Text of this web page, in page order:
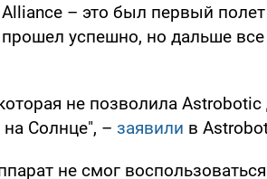
– это был первый
успешно, но дальше
не позволила Astrobotic
Солнце", – заявили в
не смог